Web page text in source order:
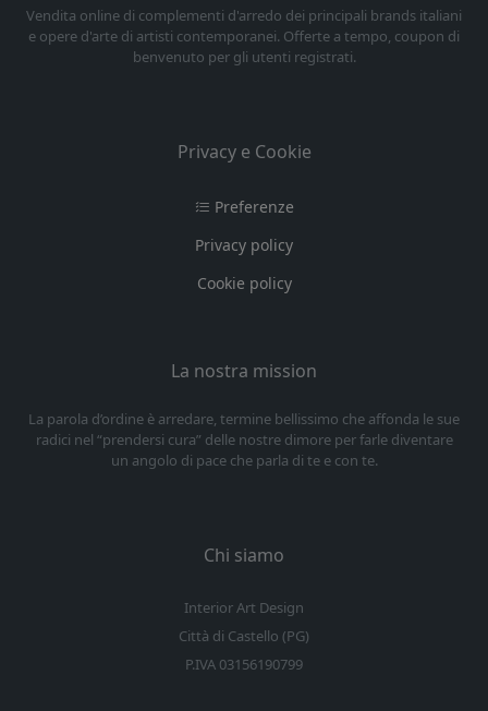
Vendita online di complementi d'arredo dei principali brands italiani
e opere d'arte di artisti contemporanei. Offerte a tempo, coupon di
benvenuto per gli utenti registrati.
Privacy e Cookie
Preferenze
Privacy policy
Cookie policy
La nostra mission
La parola d’ordine è arredare, termine bellissimo che affonda le sue
radici nel “prendersi cura” delle nostre dimore per farle diventare
un angolo di pace che parla di te e con te.
Chi siamo
Interior Art Design
Città di Castello (PG)
P.IVA 03156190799